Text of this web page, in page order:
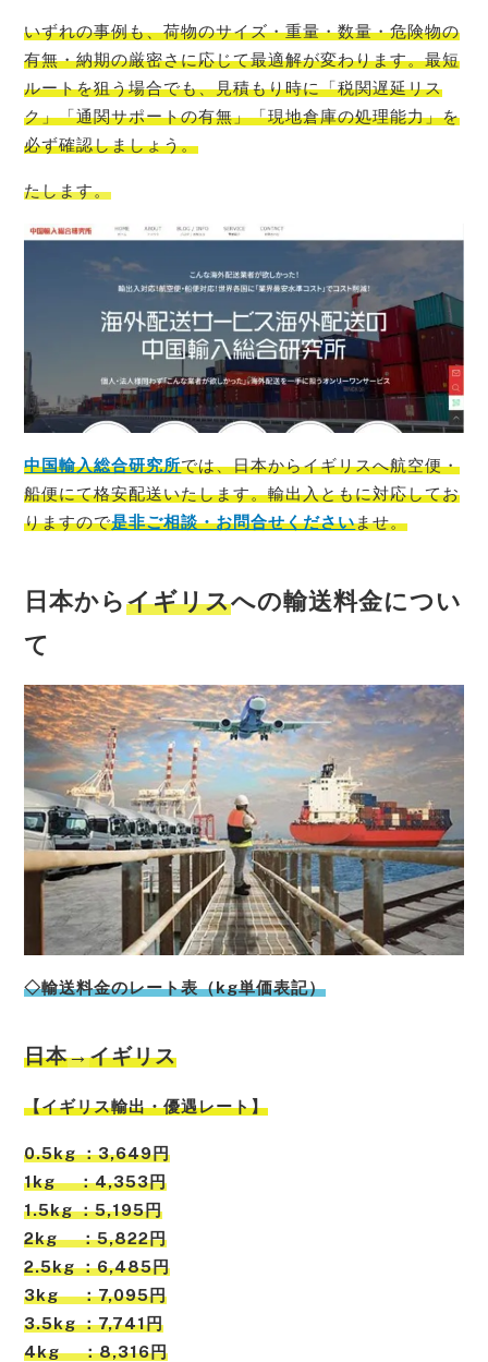
いずれの事例も、荷物のサイズ・重量・数量・危険物の
有無・納期の厳密さに応じて最適解が変わります。最短
ルートを狙う場合でも、見積もり時に「税関遅延リス
ク」「通関サポートの有無」「現地倉庫の処理能力」を
必ず確認しましょう。
たします。
中国輸入総合研究所では、日本からイギリスへ航空便・
船便にて格安配送いたします。輸出入ともに対応してお
りますので是非ご相談・お問合せくださいませ。
日本からイギリスへの輸送料金につい
て
◇輸送料金のレート表（kg単価表記）
日本→イギリス
【イギリス輸出・優遇レート】
0.5kg ：3,649円
1kg ：4,353円
1.5kg ：5,195円
2kg ：5,822円
2.5kg ：6,485円
3kg ：7,095円
3.5kg ：7,741円
4kg ：8,316円